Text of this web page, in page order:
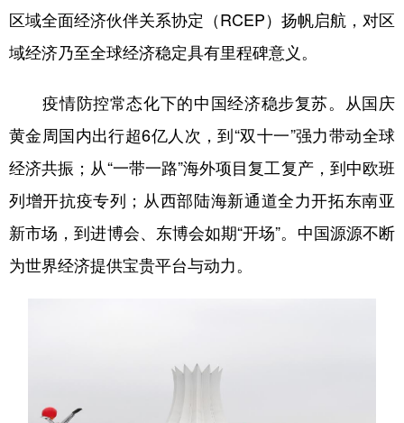
区域全面经济伙伴关系协定（RCEP）扬帆启航，对区
域经济乃至全球经济稳定具有里程碑意义。
疫情防控常态化下的中国经济稳步复苏。从国庆
黄金周国内出行超6亿人次，到“双十一”强力带动全球
经济共振；从“一带一路”海外项目复工复产，到中欧班
列增开抗疫专列；从西部陆海新通道全力开拓东南亚
新市场，到进博会、东博会如期“开场”。中国源源不断
为世界经济提供宝贵平台与动力。